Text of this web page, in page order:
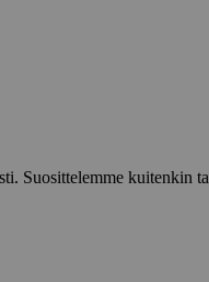
Suosittelemme kuitenkin